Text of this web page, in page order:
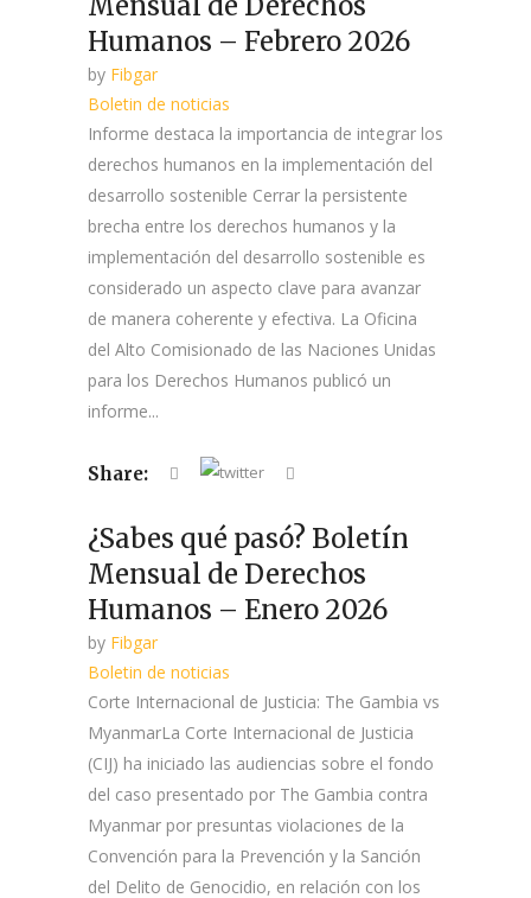
Humanos – Febrero 2026
by Fibgar
Boletin de noticias
Informe destaca la importancia de integrar los
derechos humanos en la implementación del
desarrollo sostenible Cerrar la persistente
brecha entre los derechos humanos y la
implementación del desarrollo sostenible es
considerado un aspecto clave para avanzar
de manera coherente y efectiva. La Oficina
del Alto Comisionado de las Naciones Unidas
para los Derechos Humanos publicó un
informe...
Share:
¿Sabes qué pasó? Boletín
Mensual de Derechos
Humanos – Enero 2026
by Fibgar
Boletin de noticias
Corte Internacional de Justicia: The Gambia vs
MyanmarLa Corte Internacional de Justicia
(CIJ) ha iniciado las audiencias sobre el fondo
del caso presentado por The Gambia contra
Myanmar por presuntas violaciones de la
Convención para la Prevención y la Sanción
del Delito de Genocidio, en relación con los